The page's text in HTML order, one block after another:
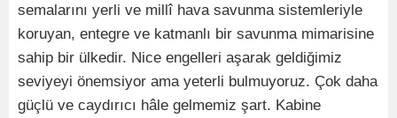
semalarını yerli ve millî hava savunma sistemleriyle
koruyan, entegre ve katmanlı bir savunma mimarisine
sahip bir ülkedir. Nice engelleri aşarak geldiğimiz
seviyeyi önemsiyor ama yeterli bulmuyoruz. Çok daha
güçlü ve caydırıcı hâle gelmemiz şart. Kabine